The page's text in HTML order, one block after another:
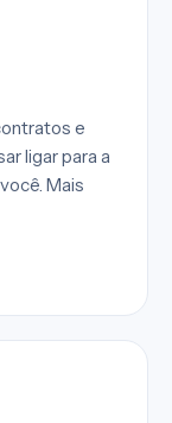
e
ligar para a
Mais